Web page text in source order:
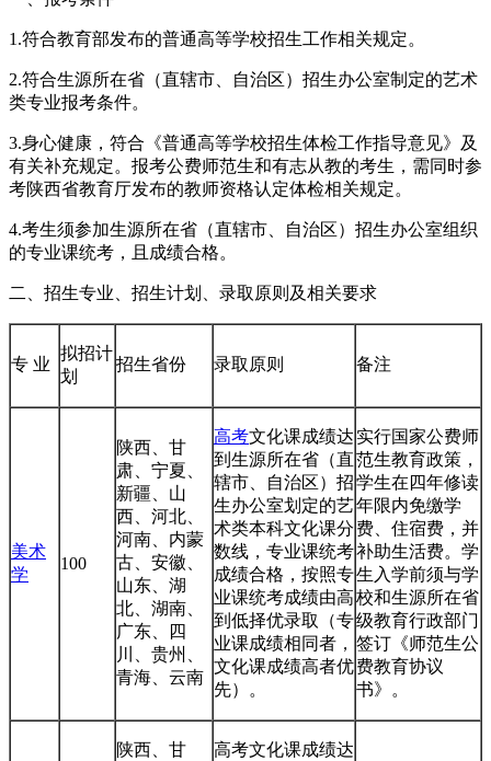
1.符合教育部发布的普通高等学校招生工作相关规定。
2.符合生源所在省（直辖市、自治区）招生办公室制定的艺术
类专业报考条件。
3.身心健康，符合《普通高等学校招生体检工作指导意见》及
有关补充规定。报考公费师范生和有志从教的考生，需同时参
考陕西省教育厅发布的教师资格认定体检相关规定。
4.考生须参加生源所在省（直辖市、自治区）招生办公室组织
的专业课统考，且成绩合格。
二、招生专业、招生计划、录取原则及相关要求
专 业
拟招计
划
招生省份 录取原则 备注
美术
学
100
陕西、甘
肃、宁夏、
新疆、山
西、河北、
河南、内蒙
古、安徽、
山东、湖
北、湖南、
广东、四
川、贵州、
青海、云南
高考文化课成绩达
到生源所在省（直
辖市、自治区）招
生办公室划定的艺
术类本科文化课分
数线，专业课统考
成绩合格，按照专
业课统考成绩由高
到低择优录取（专
业课成绩相同者，
文化课成绩高者优
先）。
实行国家公费师
范生教育政策，
学生在四年修读
年限内免缴学
费、住宿费，并
补助生活费。学
生入学前须与学
校和生源所在省
级教育行政部门
签订《师范生公
费教育协议
书》。
陕西、甘
高考文化课成绩达